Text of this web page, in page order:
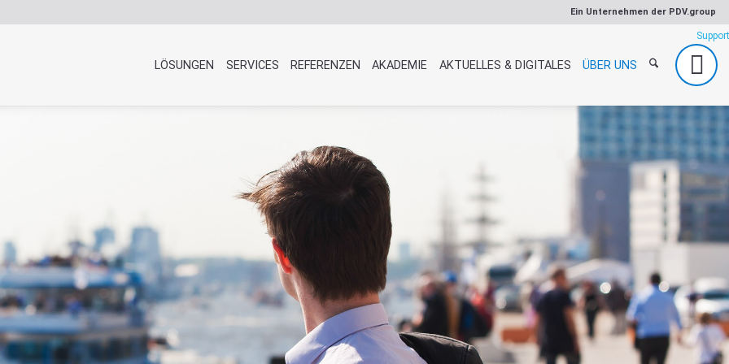
Ein Unternehmen der PDV.group
LÖSUNGEN SERVICES REFERENZEN AKADEMIE AKTUELLES & DIGITALES ÜBER UNS